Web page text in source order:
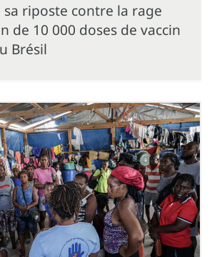
riposte contre la rage
de 10 000 doses de vaccin
Brésil